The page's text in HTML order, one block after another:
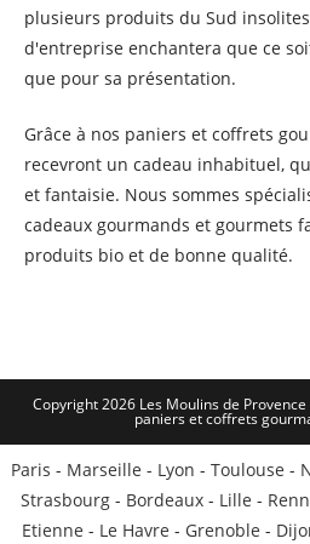
plusieurs produits du Sud
d'entreprise enchantera que ce
que pour sa présentation.
Grâce à nos paniers et coffrets
recevront un cadeau inhabituel,
et fantaisie. Nous sommes
cadeaux gourmands et gourmets
produits bio et de bonne qualité.
Copyright 2026 Les Moulins de
paniers et coffrets
Paris - Marseille - Lyon - Toulouse -
Strasbourg - Bordeaux - Lille -
Etienne - Le Havre - Grenoble -